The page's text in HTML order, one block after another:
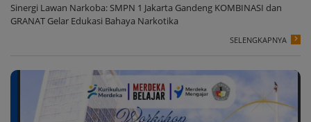
Sinergi Lawan Narkoba: SMPN 1 Jakarta Gandeng KOMBINASI dan
GRANAT Gelar Edukasi Bahaya Narkotika
SELENGKAPNYA